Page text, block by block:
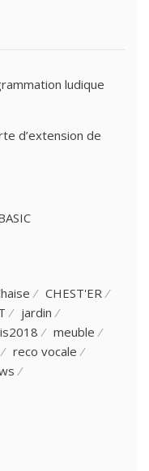
ludique
d’extension de
CHEST'ER
jardin
meuble
reco vocale